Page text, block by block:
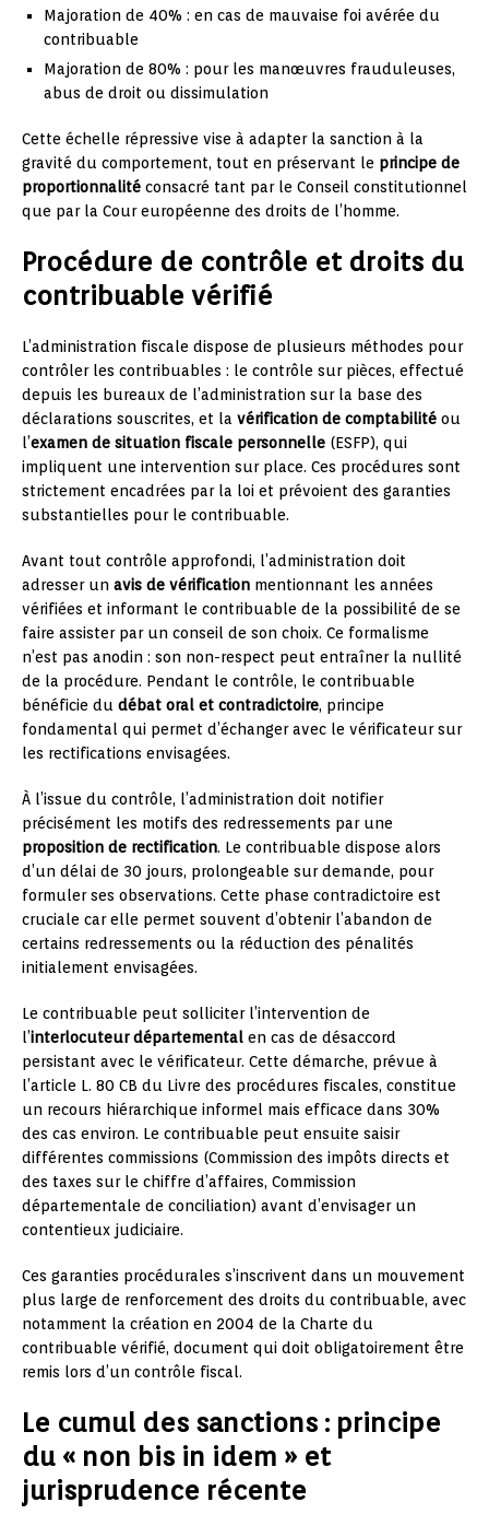
Majoration de 40% : en cas de mauvaise foi avérée du
contribuable
Majoration de 80% : pour les manœuvres frauduleuses,
abus de droit ou dissimulation
Cette échelle répressive vise à adapter la sanction à la
gravité du comportement, tout en préservant le principe de
proportionnalité consacré tant par le Conseil constitutionnel
que par la Cour européenne des droits de l’homme.
Procédure de contrôle et droits du
contribuable vérifié
L’administration fiscale dispose de plusieurs méthodes pour
contrôler les contribuables : le contrôle sur pièces, effectué
depuis les bureaux de l’administration sur la base des
déclarations souscrites, et la vérification de comptabilité ou
l’examen de situation fiscale personnelle (ESFP), qui
impliquent une intervention sur place. Ces procédures sont
strictement encadrées par la loi et prévoient des garanties
substantielles pour le contribuable.
Avant tout contrôle approfondi, l’administration doit
adresser un avis de vérification mentionnant les années
vérifiées et informant le contribuable de la possibilité de se
faire assister par un conseil de son choix. Ce formalisme
n’est pas anodin : son non-respect peut entraîner la nullité
de la procédure. Pendant le contrôle, le contribuable
bénéficie du débat oral et contradictoire, principe
fondamental qui permet d’échanger avec le vérificateur sur
les rectifications envisagées.
À l’issue du contrôle, l’administration doit notifier
précisément les motifs des redressements par une
proposition de rectification. Le contribuable dispose alors
d’un délai de 30 jours, prolongeable sur demande, pour
formuler ses observations. Cette phase contradictoire est
cruciale car elle permet souvent d’obtenir l’abandon de
certains redressements ou la réduction des pénalités
initialement envisagées.
Le contribuable peut solliciter l’intervention de
l’interlocuteur départemental en cas de désaccord
persistant avec le vérificateur. Cette démarche, prévue à
l’article L. 80 CB du Livre des procédures fiscales, constitue
un recours hiérarchique informel mais efficace dans 30%
des cas environ. Le contribuable peut ensuite saisir
différentes commissions (Commission des impôts directs et
des taxes sur le chiffre d’affaires, Commission
départementale de conciliation) avant d’envisager un
contentieux judiciaire.
Ces garanties procédurales s’inscrivent dans un mouvement
plus large de renforcement des droits du contribuable, avec
notamment la création en 2004 de la Charte du
contribuable vérifié, document qui doit obligatoirement être
remis lors d’un contrôle fiscal.
Le cumul des sanctions : principe
du « non bis in idem » et
jurisprudence récente